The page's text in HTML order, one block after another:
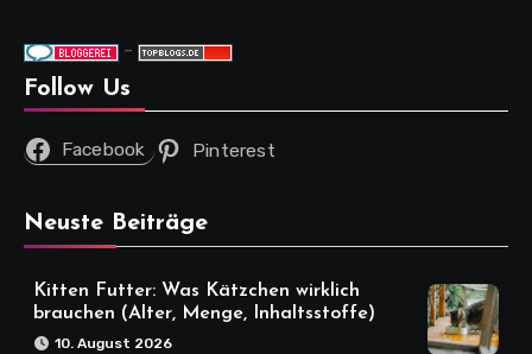
-
Follow Us
Facebook Pinterest
Neuste Beiträge
Kitten Futter: Was Kätzchen wirklich
brauchen (Alter, Menge, Inhaltsstoffe)
10. August 2026